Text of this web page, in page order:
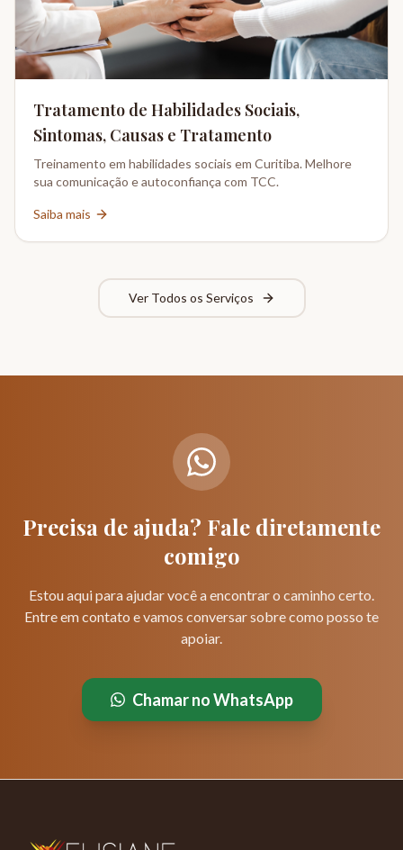
Tratamento de Habilidades Sociais,
Sintomas, Causas e Tratamento
Treinamento em habilidades sociais em Curitiba. Melhore
sua comunicação e autoconfiança com TCC.
Saiba mais
Ver Todos os Serviços
Precisa de ajuda? Fale diretamente
comigo
Estou aqui para ajudar você a encontrar o caminho certo.
Entre em contato e vamos conversar sobre como posso te
apoiar.
Chamar no WhatsApp